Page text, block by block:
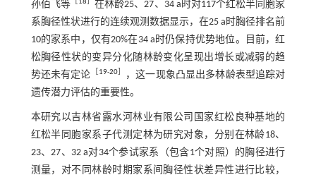
孙佰飞等［ 18 ］在林龄25、27、34 a时对117个红松半同胞家
系胸径性状进行的连续观测数据显示，在25 a时胸径排名前
10的家系中，仅有20%在34 a时仍保持优势地位。目前，红
松胸径性状的变异分化随林龄变化呈现出增长或减弱的趋
势还未有定论
19-20］
，这一现象凸显出多林龄表型追踪对
遗传潜力评估的重要性。
本研究以吉林省露水河林业有限公司国家红松良种基地的
红松半同胞家系子代测定林为研究对象，分别在林龄18、
23、27、32 a对34个参试家系（包含1个对照）的胸径进行
测量，对不同林龄时期家系间胸径性状差异性进行比较，